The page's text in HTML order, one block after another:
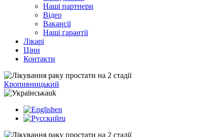
Наші партнери
Відео
Вакансії
Наші гарантії
Лікарі
Ціни
Контакти
Кропивницький
uk
en
ru